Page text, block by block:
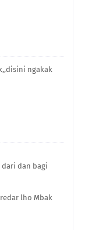
ngakak
dan bagi
lho Mbak